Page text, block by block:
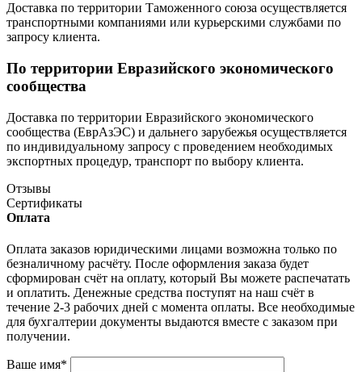
Доставка по территории Таможенного союза осуществляется
транспортными компаниями или курьерскими службами по
запросу клиента.
По территории Евразийского экономического
сообщества
Доставка по территории Евразийского экономического
сообщества (ЕврАзЭС) и дальнего зарубежья осуществляется
по индивидуальному запросу с проведением необходимых
экспортных процедур, транспорт по выбору клиента.
Отзывы
Сертификаты
Оплата
Оплата заказов юридическими лицами возможна только по
безналичному расчёту. После оформления заказа будет
сформирован счёт на оплату, который Вы можете распечатать
и оплатить. Денежные средства поступят на наш счёт в
течение 2-3 рабочих дней с момента оплаты. Все необходимые
для бухгалтерии документы выдаются вместе с заказом при
получении.
Ваше имя*